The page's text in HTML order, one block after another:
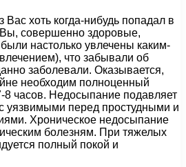
хоть когда-нибудь попадал в
Вы, совершенно здоровые,
настолько увлечены каким-
что забывали об
заболевали. Оказывается,
необходим полноценный
8 часов. Недосыпание подавляет
уязвимыми перед простудными и
Хроническое недосыпание
болезням. При тяжелых
полный покой и